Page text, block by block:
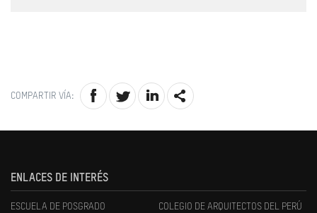
COMPARTIR VÍA:
ENLACES DE INTERÉS
ESCUELA DE POSGRADO COLEGIO DE ARQUITECTOS DEL PERÚ